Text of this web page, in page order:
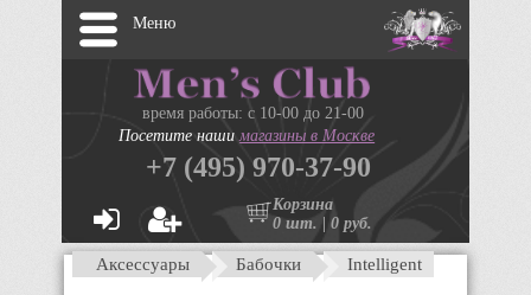
Меню
время работы: с 10-00 до 21-00
Посетите нашимагазины в Москве
+7 (495) 970-37-90
Корзина
0 шт. | 0 руб.
Аксессуары Бабочки Intelligent